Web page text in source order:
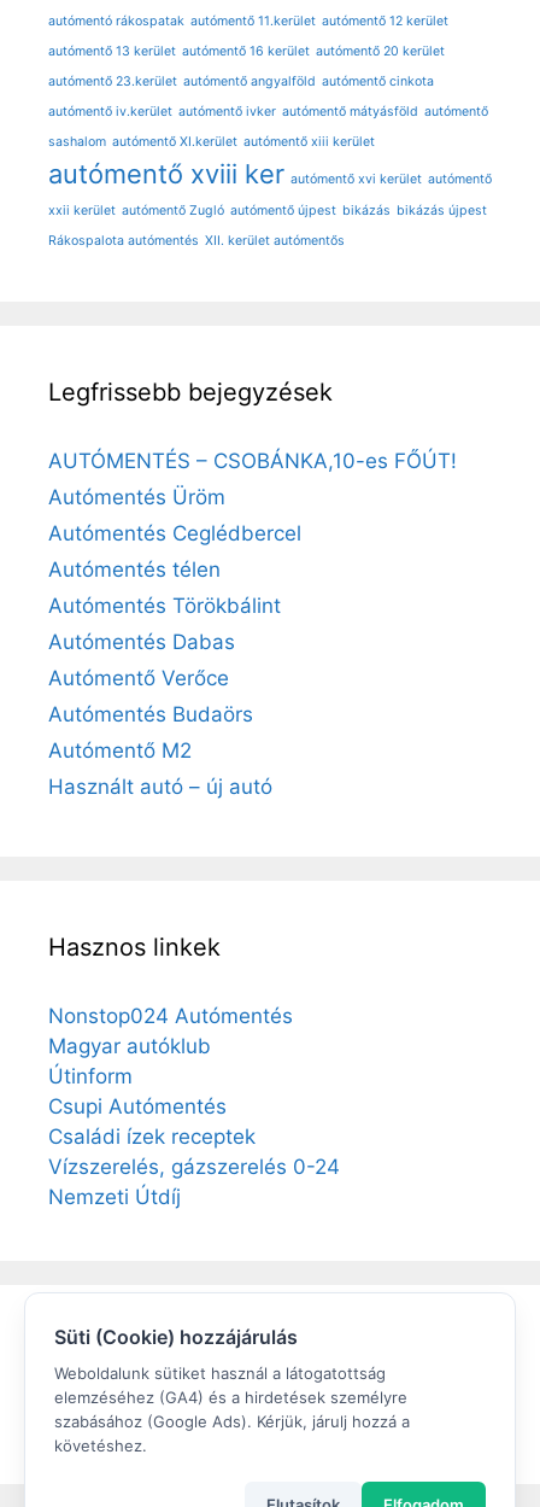
Süti (Cookie) hozzájárulás
Weboldalunk sütiket használ a látogatottság
elemzéséhez (GA4) és a hirdetések személyre
szabásához (Google Ads). Kérjük, járulj hozzá a
követéshez.
autómentó rákospatak autómentő 11.kerület autómentő 12 kerület
autómentő 13 kerület autómentő 16 kerület autómentő 20 kerület
autómentő 23.kerület autómentő angyalföld autómentő cinkota
autómentő iv.kerület autómentő ivker autómentő mátyásföld autómentő
sashalom autómentő XI.kerület autómentő xiii kerület
autómentő xviii ker autómentő xvi kerület autómentő
xxii kerület autómentő Zugló autómentő újpest bikázás bikázás újpest
Rákospalota autómentés XII. kerület autómentős
Legfrissebb bejegyzések
AUTÓMENTÉS – CSOBÁNKA,10-es FŐÚT!
Autómentés Üröm
Autómentés Ceglédbercel
Autómentés télen
Autómentés Törökbálint
Autómentés Dabas
Autómentő Verőce
Autómentés Budaörs
Autómentő M2
Használt autó – új autó
Hasznos linkek
Nonstop024 Autómentés
Magyar autóklub
Útinform
Csupi Autómentés
Családi ízek receptek
Vízszerelés, gázszerelés 0-24
Nemzeti Útdíj
Elégedett volt?
Értékeljen a Google cégem oldalunkon!